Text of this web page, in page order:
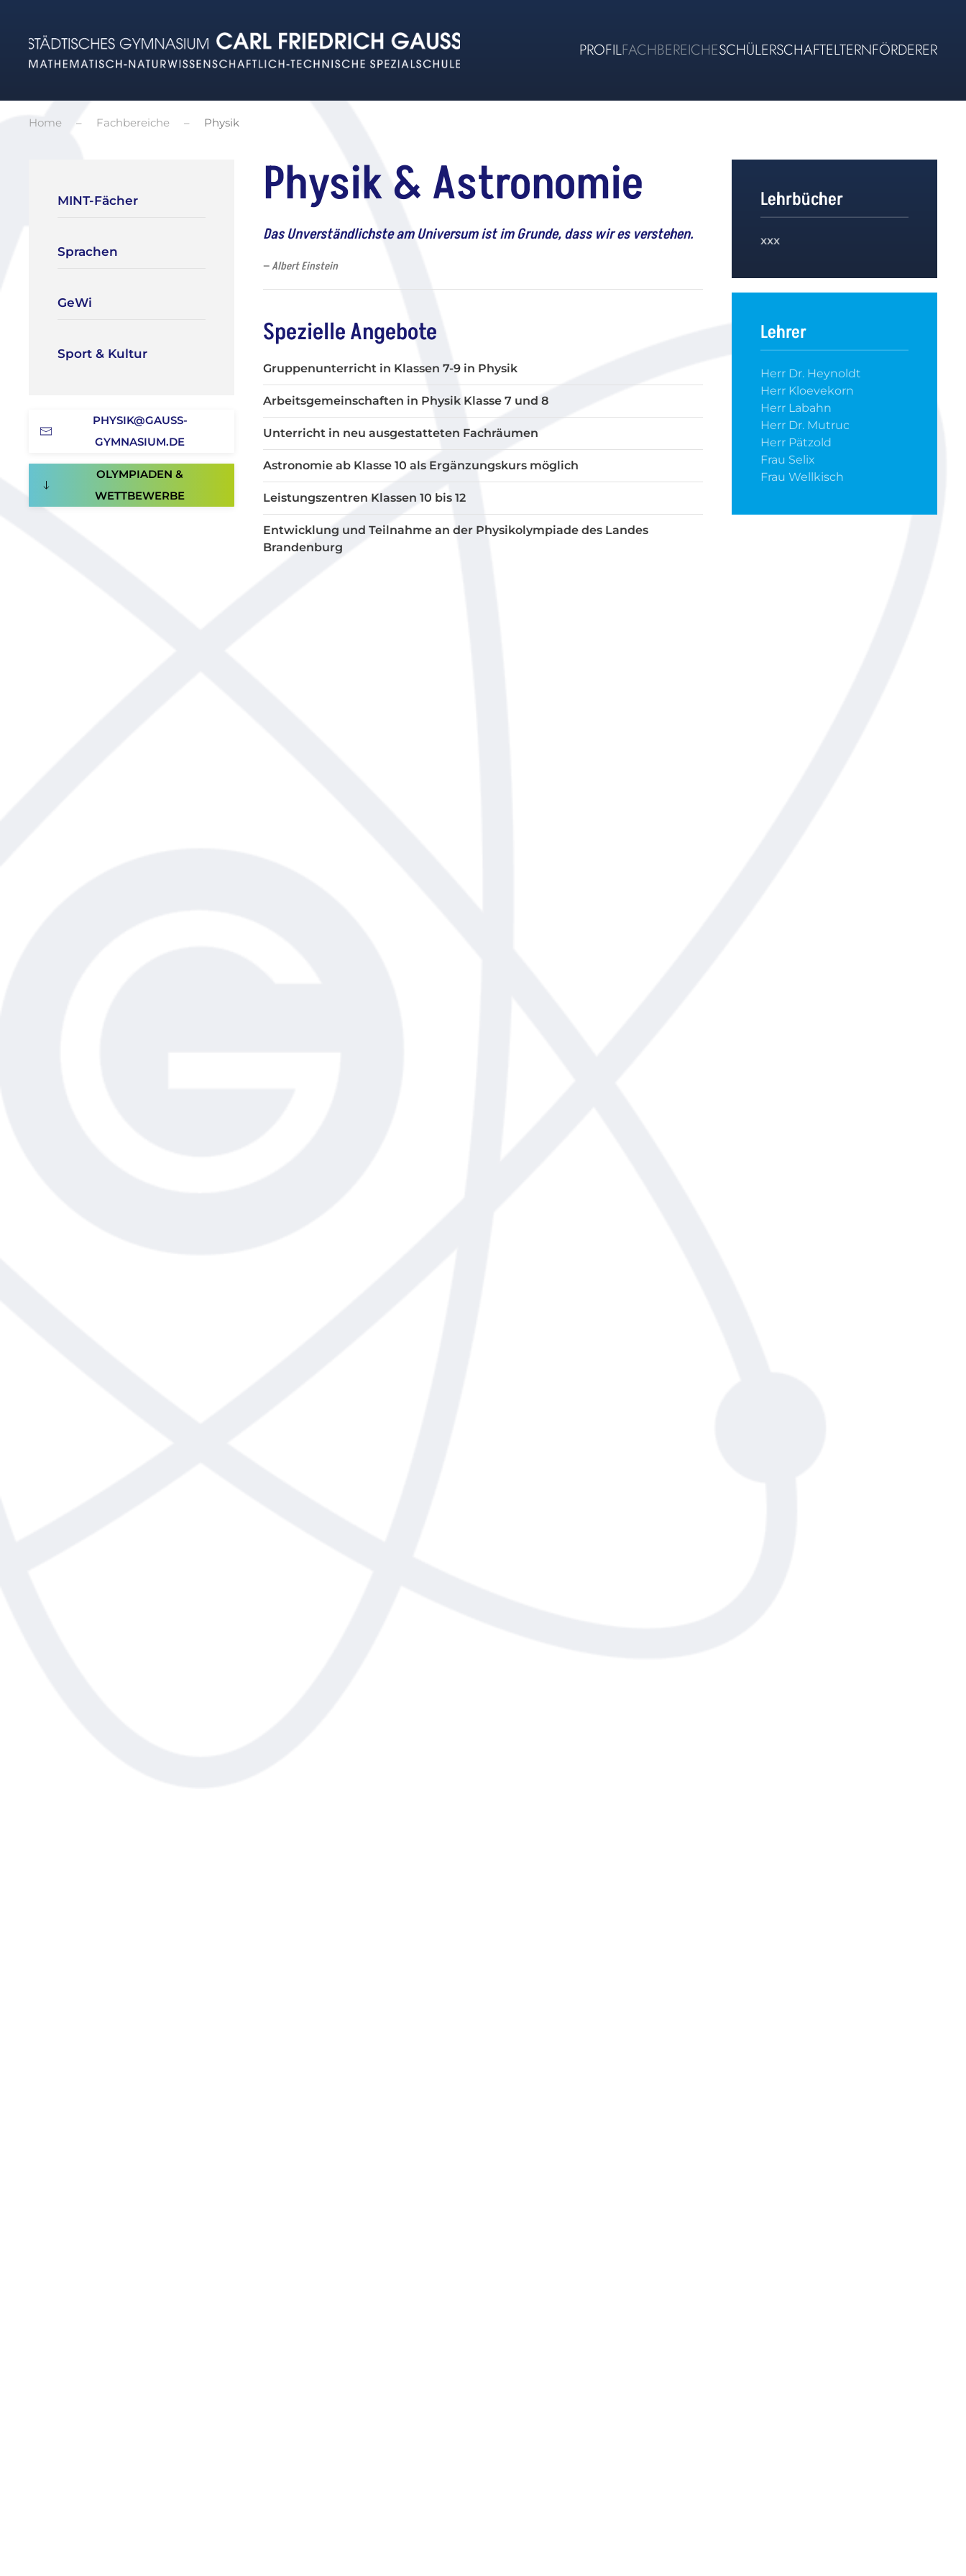
Zum Hauptinhalt springen PROFILFACHBEREICHESCHÜLERSCHAFTELTERNFÖRDERER
Home Fachbereiche Physik
MINT-Fächer
Sprachen
GeWi
Sport & Kultur
PHYSIK@GAUSS-
GYMNASIUM.DE
OLYMPIADEN &
WETTBEWERBE
Physik & Astronomie
Das Unverständlichste am Universum ist im Grunde, dass wir es verstehen.
Albert Einstein
Spezielle Angebote
Gruppenunterricht in Klassen 7-9 in Physik
Arbeitsgemeinschaften in Physik Klasse 7 und 8
Unterricht in neu ausgestatteten Fachräumen
Astronomie ab Klasse 10 als Ergänzungskurs möglich
Leistungszentren Klassen 10 bis 12
Entwicklung und Teilnahme an der Physikolympiade des Landes
Brandenburg
Lehrbücher
xxx
Lehrer
Herr Dr. Heynoldt
Herr Kloevekorn
Herr Labahn
Herr Dr. Mutruc
Herr Pätzold
Frau Selix
Frau Wellkisch